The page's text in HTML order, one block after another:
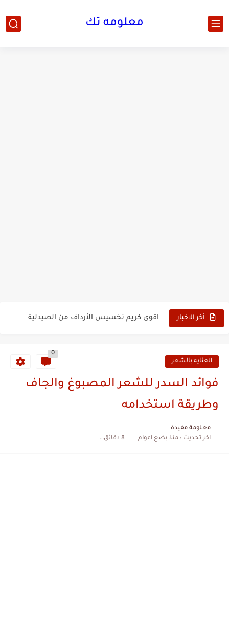
معلومه تك
أخر الاخبار اقوى كريم تخسيس الأرداف من الصيدلية
أسرع طريقة لتخسيس الأرداف
تخسيس الأرداف عند الرجال
تخسيس الأرداف والمؤخرة في اسبوع
العنايه بالشعر
0
فوائد السدر للشعر المصبوغ والجاف
وطريقة استخدامه
معلومة مفيدة
اخر تحديث :منذ بضع اعوام 8 دقائق للقراءة